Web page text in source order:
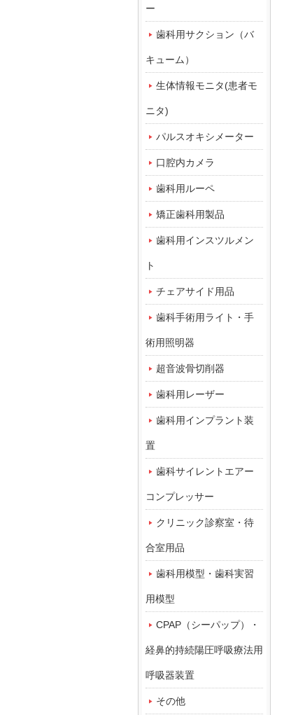
ー
歯科用サクション（バ
キューム）
生体情報モニタ(患者モ
ニタ)
パルスオキシメーター
口腔内カメラ
歯科用ルーペ
矯正歯科用製品
歯科用インスツルメン
ト
チェアサイド用品
歯科手術用ライト・手
術用照明器
超音波骨切削器
歯科用レーザー
歯科用インプラント装
置
歯科サイレントエアー
コンプレッサー
クリニック診察室・待
合室用品
歯科用模型・歯科実習
用模型
CPAP（シーパップ）・
経鼻的持続陽圧呼吸療法用
呼吸器装置
その他